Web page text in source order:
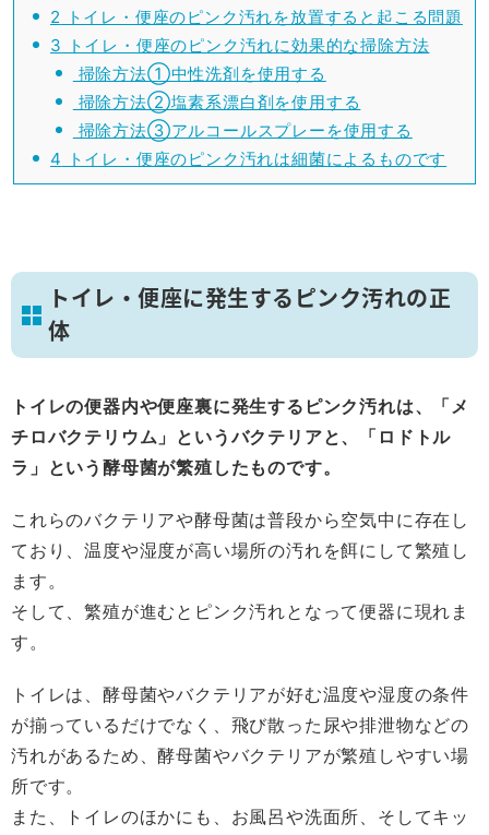
2 トイレ・便座のピンク汚れを放置すると起こる問題
3 トイレ・便座のピンク汚れに効果的な掃除方法
掃除方法①中性洗剤を使用する
掃除方法②塩素系漂白剤を使用する
掃除方法③アルコールスプレーを使用する
4 トイレ・便座のピンク汚れは細菌によるものです
トイレ・便座に発生するピンク汚れの正
体
トイレの便器内や便座裏に発生するピンク汚れは、「メ
チロバクテリウム」というバクテリアと、「ロドトル
ラ」という酵母菌が繁殖したものです。
これらのバクテリアや酵母菌は普段から空気中に存在し
ており、温度や湿度が高い場所の汚れを餌にして繁殖し
ます。
そして、繁殖が進むとピンク汚れとなって便器に現れま
す。
トイレは、酵母菌やバクテリアが好む温度や湿度の条件
が揃っているだけでなく、飛び散った尿や排泄物などの
汚れがあるため、酵母菌やバクテリアが繁殖しやすい場
所です。
また、トイレのほかにも、お風呂や洗面所、そしてキッ